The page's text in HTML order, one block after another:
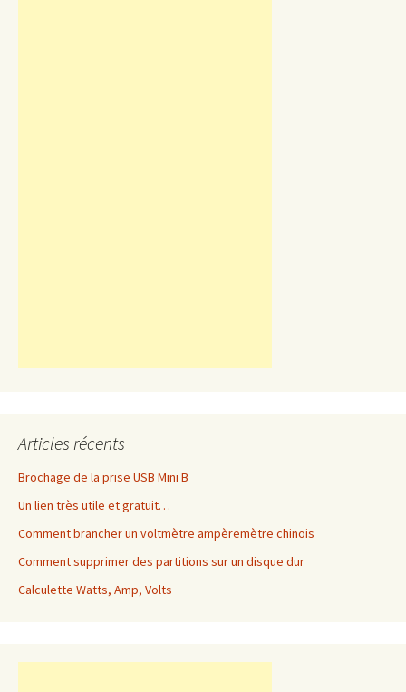
Articles récents
Brochage de la prise USB Mini B
Un lien très utile et gratuit…
Comment brancher un voltmètre ampèremètre chinois
Comment supprimer des partitions sur un disque dur
Calculette Watts, Amp, Volts